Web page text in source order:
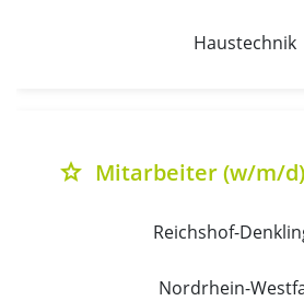
Haustechnik
grade Mitarbeiter (w/m/
Reichshof-
Nordrhein-